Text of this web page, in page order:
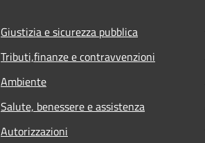
Giustizia e sicurezza pubblica
Tributi,finanze e contravvenzioni
Ambiente
Salute, benessere e assistenza
Autorizzazioni